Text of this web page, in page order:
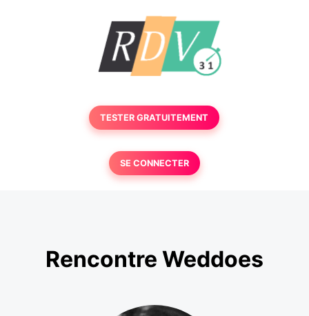
TESTER GRATUITEMENT
SE CONNECTER
Rencontre Weddoes